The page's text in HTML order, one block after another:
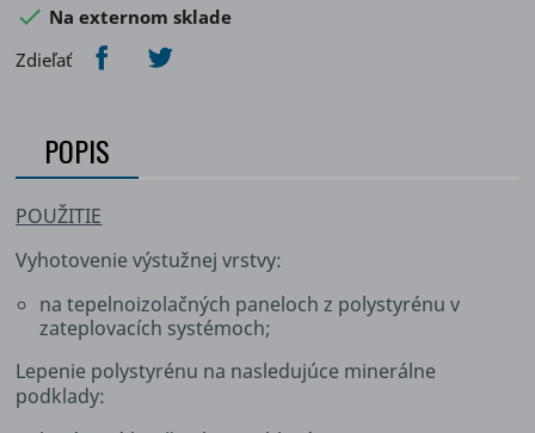
 Na externom sklade
Zdieľať
POPIS
POUŽITIE
Vyhotovenie výstužnej vrstvy:
na tepelnoizolačných paneloch z polystyrénu v
zateplovacích systémoch;
Lepenie polystyrénu na nasledujúce minerálne
podklady: